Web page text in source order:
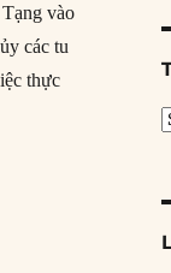
vào
các tu
thực
vị Đức Đạt Lai Lạt